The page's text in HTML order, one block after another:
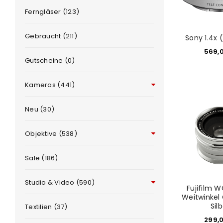
Benutzername oder E-Mail-
Ferngläser (123)
Gebraucht (211)
Gutscheine (0)
Kameras (441)
Neu (30)
Objektive (538)
Sale (186)
Studio & Video (590)
Textilien (37)
Sony 1.4x
Fujifilm
Weitwinkel